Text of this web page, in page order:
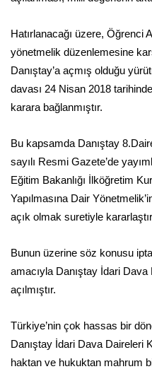
Hatırlanacağı üzere, Öğrenci
yönetmelik düzenlemesine
Danıştay’a açmış olduğu
davası 24 Nisan 2018
karara bağlanmıştır.
Bu kapsamda Danıştay
sayılı Resmi Gazete’de
Eğitim Bakanlığı İlköğretim
Yapılmasına Dair
açık olmak suretiyle
Bunun üzerine söz konusu
amacıyla Danıştay İdari Dava
açılmıştır.
Türkiye’nin çok hassas bir
Danıştay İdari Dava Daireleri
haktan ve hukuktan mahrum